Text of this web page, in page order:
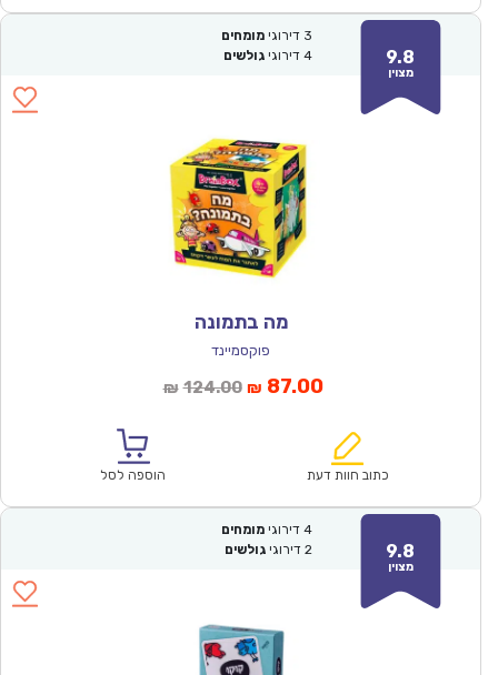
9.8
מצוין
3 דירוגי מומחים
4 דירוגי גולשים
מה בתמונה
פוקסמיינד
₪ 124.00המחיר
₪124.00.
₪ 87.00המחיר
הוא:
כתוב חוות דעת הוספה לסל
9.8
מצוין
4 דירוגי מומחים
2 דירוגי גולשים